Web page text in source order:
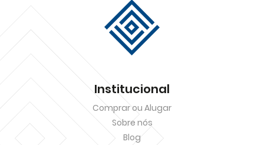
Institucional
Comprar ou Alugar
Sobre nós
Blog